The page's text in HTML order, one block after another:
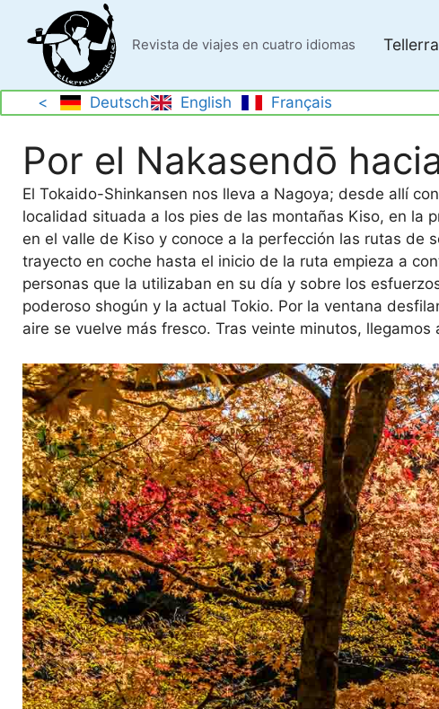
contenido
Revista de viajes en cuatro idiomas
< Deutsch English Français
Por el Nakasendō
El Tokaido-Shinkansen nos lleva a Nagoya; desde allí
localidad situada a los pies de las montañas Kiso, en la
en el valle de Kiso y conoce a la perfección las rutas de
trayecto en coche hasta el inicio de la ruta empieza a
personas que la utilizaban en su día y sobre los
poderoso shogún y la actual Tokio. Por la ventana
aire se vuelve más fresco. Tras veinte minutos,